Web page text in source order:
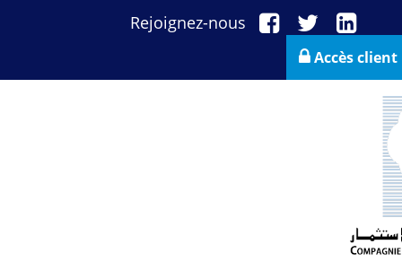
Rejoignez-nous
Accès client